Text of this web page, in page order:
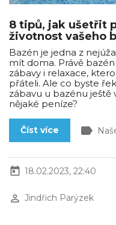
8 tipů, jak ušetřit
životnost vašeho
Bazén je jedna z
mít doma. Právě
zábavy i relaxace,
přáteli. Ale co byste
zábavu u bazénu ještě
nějaké peníze?
Číst více label
today 18.02.2023, 22:40
perm_identity Jindřich Parýzek